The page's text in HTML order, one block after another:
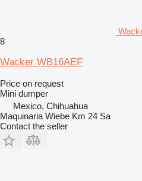
8
Wacker WB16AEF
Price on request
Mini dumper
Mexico, Chihuahua
Maquinaria Wiebe Km 24 Sa
Contact the seller